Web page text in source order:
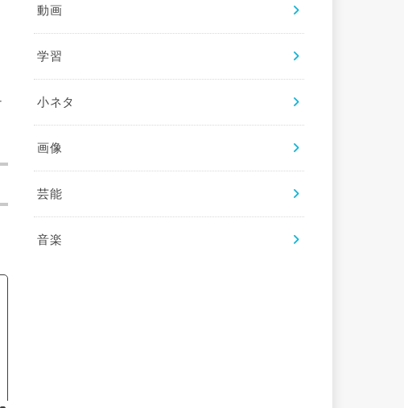
動画
学習
小ネタ
画像
芸能
音楽